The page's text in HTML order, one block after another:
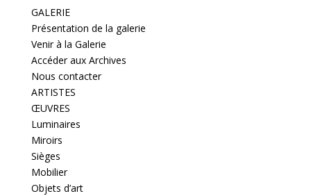
GALERIE
Présentation de la galerie
Venir à la Galerie
Accéder aux Archives
Nous contacter
ARTISTES
ŒUVRES
Luminaires
Miroirs
Sièges
Mobilier
Objets d’art